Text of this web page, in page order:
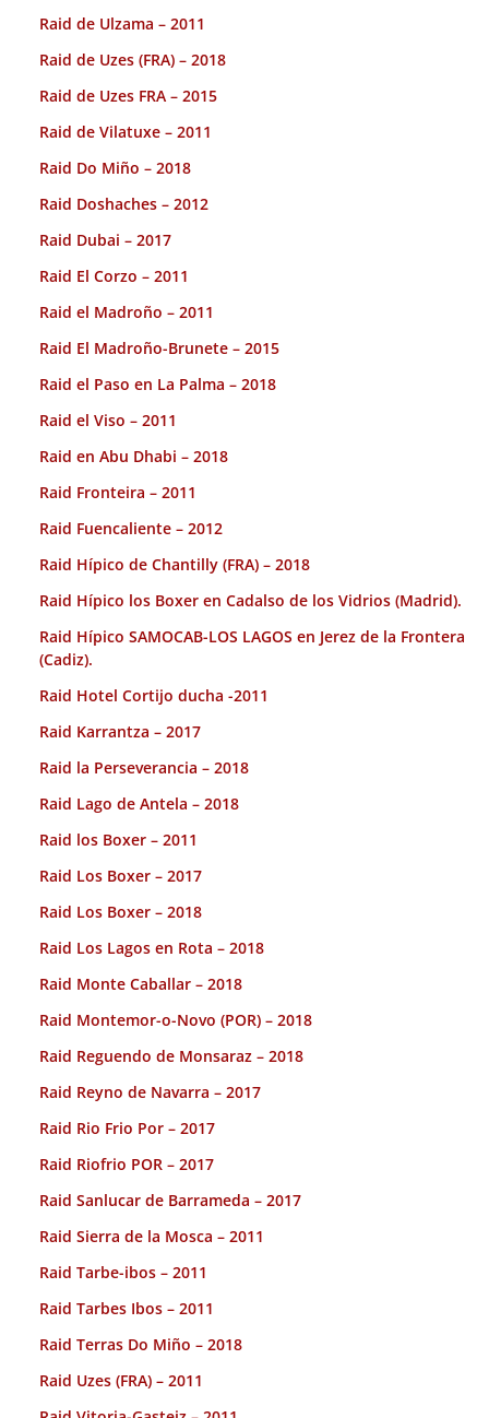
Raid de Ulzama – 2011
Raid de Uzes (FRA) – 2018
Raid de Uzes FRA – 2015
Raid de Vilatuxe – 2011
Raid Do Miño – 2018
Raid Doshaches – 2012
Raid Dubai – 2017
Raid El Corzo – 2011
Raid el Madroño – 2011
Raid El Madroño-Brunete – 2015
Raid el Paso en La Palma – 2018
Raid el Viso – 2011
Raid en Abu Dhabi – 2018
Raid Fronteira – 2011
Raid Fuencaliente – 2012
Raid Hípico de Chantilly (FRA) – 2018
Raid Hípico los Boxer en Cadalso de los Vidrios (Madrid).
Raid Hípico SAMOCAB-LOS LAGOS en Jerez de la Frontera
(Cadiz).
Raid Hotel Cortijo ducha -2011
Raid Karrantza – 2017
Raid la Perseverancia – 2018
Raid Lago de Antela – 2018
Raid los Boxer – 2011
Raid Los Boxer – 2017
Raid Los Boxer – 2018
Raid Los Lagos en Rota – 2018
Raid Monte Caballar – 2018
Raid Montemor-o-Novo (POR) – 2018
Raid Reguendo de Monsaraz – 2018
Raid Reyno de Navarra – 2017
Raid Rio Frio Por – 2017
Raid Riofrio POR – 2017
Raid Sanlucar de Barrameda – 2017
Raid Sierra de la Mosca – 2011
Raid Tarbe-ibos – 2011
Raid Tarbes Ibos – 2011
Raid Terras Do Miño – 2018
Raid Uzes (FRA) – 2011